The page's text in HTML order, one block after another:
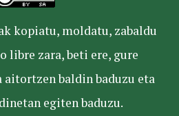
kopiatu, moldatu, zabaldu
libre zara, beti ere, gure
baldin baduzu eta
egiten baduzu.